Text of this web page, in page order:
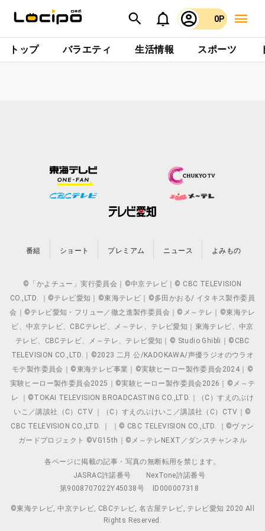
0P
トップ バラエティ 生活情報 スポーツ
番組 ショート プレミアム ニュース よみもの
©「かよチュー」実行委員会｜©中京テレビ｜© CBC TELEVISION
CO.,LTD. ｜©テレビ愛知｜©東海テレビ｜©多田かおる/ イタキス製作委員
会｜©テレビ愛知・フリュー／徹之進製作委員会｜©メ～テレ｜©東海テレ
ビ、中京テレビ、CBCテレビ、メ～テレ、テレビ愛知｜東海テレビ、中京
テレビ、CBCテレビ、メ～テレ、テレビ愛知｜© Studio Ghibli｜©CBC
TELEVISION CO.,LTD.｜©2023 二月 公/KADOKAWA/声優ラジオのウラオ
モテ製作委員会｜©東海テレビ事業｜©実験ヒーロー製作委員会2024｜©
実験ヒーロー製作委員会2025｜©実験ヒーロー製作委員会2026｜©メ～テ
レ ｜©TOKAI TELEVISION BROADCASTING CO.,LTD.｜（C）すえのぶけ
いこ／講談社（C）CTV ｜（C）すえのぶけいこ／講談社（C）CTV｜©
CBC TELEVISION CO.,LTD. ｜ ｜© CBC TELEVISION CO.,LTD. ｜©ヴァン
ガードプロジェクト ©VG15th｜©メ～テレNEXT／ダンスチャンネル
各ページに掲載の記事・写真の無断転用を禁じます。
JASRAC許諾番号
NexTone許諾番号
第9008707022Y45038号
ID000007318
©東海テレビ, 中京テレビ, CBCテレビ, 名古屋テレビ, テレビ愛知 2020 All
Rights Reserved.